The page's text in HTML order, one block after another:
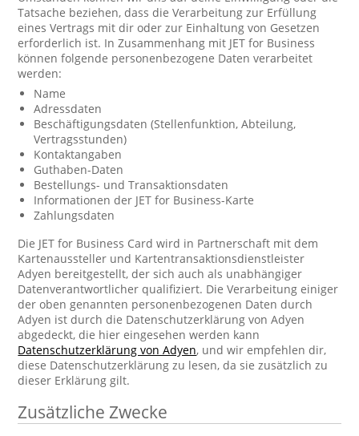
Tatsache beziehen, dass die Verarbeitung zur Erfüllung
eines Vertrags mit dir oder zur Einhaltung von Gesetzen
erforderlich ist. In Zusammenhang mit JET for Business
können folgende personenbezogene Daten verarbeitet
werden:
Name
Adressdaten
Beschäftigungsdaten (Stellenfunktion, Abteilung,
Vertragsstunden)
Kontaktangaben
Guthaben-Daten
Bestellungs- und Transaktionsdaten
Informationen der JET for Business-Karte
Zahlungsdaten
Die JET for Business Card wird in Partnerschaft mit dem
Kartenaussteller und Kartentransaktionsdienstleister
Adyen bereitgestellt, der sich auch als unabhängiger
Datenverantwortlicher qualifiziert. Die Verarbeitung einiger
der oben genannten personenbezogenen Daten durch
Adyen ist durch die Datenschutzerklärung von Adyen
abgedeckt, die hier eingesehen werden kann
Datenschutzerklärung von Adyen, und wir empfehlen dir,
diese Datenschutzerklärung zu lesen, da sie zusätzlich zu
dieser Erklärung gilt.
Zusätzliche Zwecke